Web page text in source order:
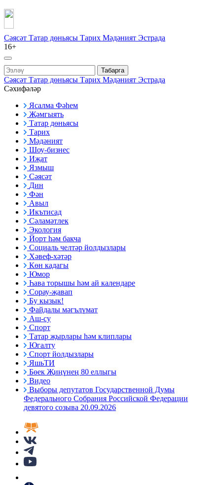
Сәясәт Татар дөньясы Тарих Мәдәният Эстрада
16+
Табарга
Сәясәт Татар дөньясы Тарих Мәдәният Эстрада
Сәхифәләр
Ясалма Фәһем
Җәмгыять
Татар дөньясы
Тарих
Мәдәният
Шоу-бизнес
Иҗат
Язмыш
Сәясәт
Дин
Фән
Авыл
Икътисад
Сәламәтлек
Экология
Йорт һәм бакча
Социаль челтәр йолдызлары
Хәвеф-хәтәр
Көн кадагы
Юмор
Һава торышы һәм ай календаре
Сорау-җавап
Бу кызык!
Файдалы мәгълүмат
Аш-су
Спорт
Татар җырлары һәм клиплары
Югалту
Спорт йолдызлары
ЯшьТИ
Бөек Җиңүнең 80 еллыгы
Видео
Выборы депутатов Государственной Думы
Федерального Собрания Российской Федерации
девятого созыва 20.09.2026